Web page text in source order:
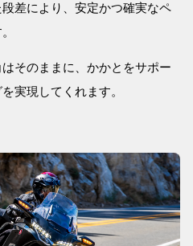
差により、安定かつ確実なペ
そのままに、かかとをサポー
実現してくれます。